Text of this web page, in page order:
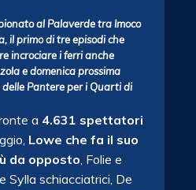
al Palaverde tra Imoco
il primo di tre episodi che
incrociare i ferri anche
e domenica prossima
Pantere per i Quarti di
a 4.631 spettatori
Lowe che fa il suo
da opposto, Folie e
Sylla schiacciatrici, De